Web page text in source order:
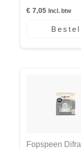
€ 7,05 Incl. btw
Bestel
Fopspeen